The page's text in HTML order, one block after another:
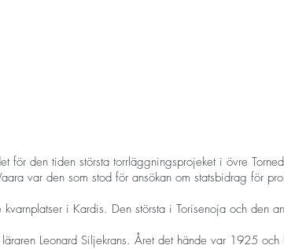
för den tiden största torrläggningsprojeket i övre
var den som stod för ansökan om statsbidrag för
i Kardis. Den största i Torisenoja och den
Leonard Siljekrans. Året det hände var 1925 och